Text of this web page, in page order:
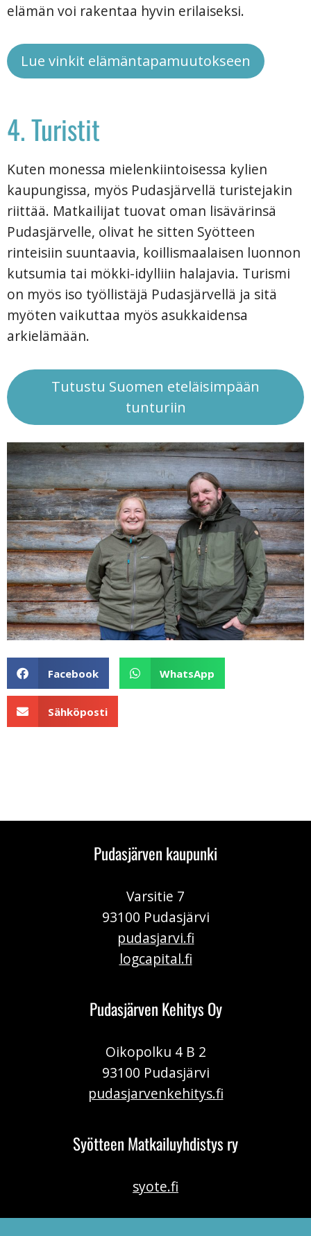
elämän voi rakentaa hyvin erilaiseksi.
Lue vinkit elämäntapamuutokseen
4. Turistit
Kuten monessa mielenkiintoisessa kylien
kaupungissa, myös Pudasjärvellä turistejakin
riittää. Matkailijat tuovat oman lisävärinsä
Pudasjärvelle, olivat he sitten Syötteen
rinteisiin suuntaavia, koillismaalaisen luonnon
kutsumia tai mökki-idylliin halajavia. Turismi
on myös iso työllistäjä Pudasjärvellä ja sitä
myöten vaikuttaa myös asukkaidensa
arkielämään.
Tutustu Suomen eteläisimpään
tunturiin
Facebook WhatsApp
Sähköposti
Pudasjärven kaupunki
Varsitie 7
93100 Pudasjärvi
pudasjarvi.fi
logcapital.fi
Pudasjärven Kehitys Oy
Oikopolku 4 B 2
93100 Pudasjärvi
pudasjarvenkehitys.fi
Syötteen Matkailuyhdistys ry
syote.fi